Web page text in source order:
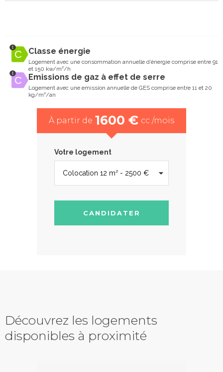
Classe énergie
Logement avec une consommation annuelle d’énergie comprise entre 91
et 150 kw/m²/h
Emissions de gaz à effet de serre
Logement avec une emission annuelle de GES comprise entre 11 et 20
kg/m²/an
À partir de 1600 € cc /mois
Votre logement
CANDIDATER
Découvrez les logements
disponibles à proximité